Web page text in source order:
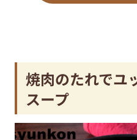
焼肉のたれでユ
スープ